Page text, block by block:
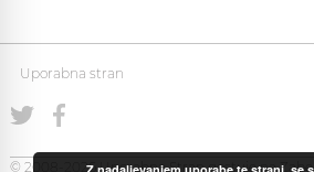
Uporabna stran
© 2008-2026 Uporabna Stran gostuje na